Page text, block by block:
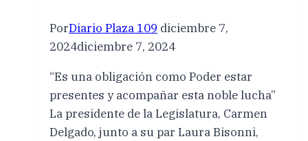
PorDiario Plaza 109 diciembre 7,
2024diciembre 7, 2024
“Es una obligación como Poder estar
presentes y acompañar esta noble lucha”
La presidente de la Legislatura, Carmen
Delgado, junto a su par Laura Bisonni,